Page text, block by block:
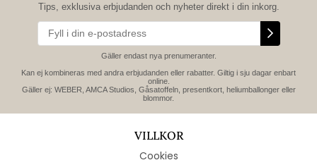
Tips, exklusiva erbjudanden och nyheter direkt i din inkorg.
Gäller endast nya prenumeranter.
Kan ej kombineras med andra erbjudanden eller rabatter. Giltig i sju dagar enbart
online.
Gäller ej: WEBER, AMCA Studios, Gåsatoffeln, presentkort, heliumballonger eller
blommor.
VILLKOR
Cookies